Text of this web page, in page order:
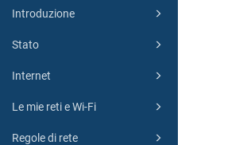
Introduzione
Stato
Internet
Le mie reti e Wi-Fi
Regole di rete